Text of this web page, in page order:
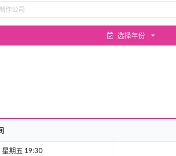
选择年份
期五 19:30